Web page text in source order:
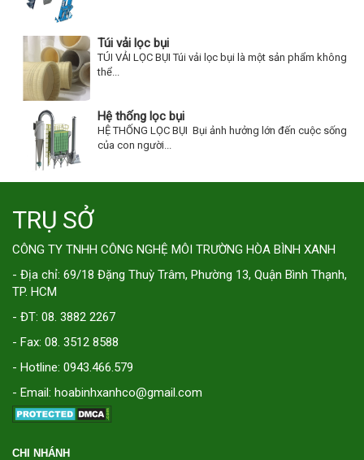
Túi vải lọc bụi
TÚI VẢI LỌC BỤI Túi vải lọc bụi là một sản phẩm không
thể...
Hệ thống lọc bụi
HỆ THỐNG LỌC BỤI Bụi ảnh hưởng lớn đến cuộc sống
của con người...
TRỤ SỞ
CÔNG TY TNHH CÔNG NGHỆ MÔI TRƯỜNG HÒA BÌNH XANH
- Địa chỉ: 69/18 Đặng Thuỳ Trâm, Phường 13, Quận Bình Thạnh,
TP. HCM
- ĐT: 08. 3882 2267
- Fax: 08. 3512 8588
- Hotline: 0943.466.579
- Email: hoabinhxanhco@gmail.com
CHI NHÁNH